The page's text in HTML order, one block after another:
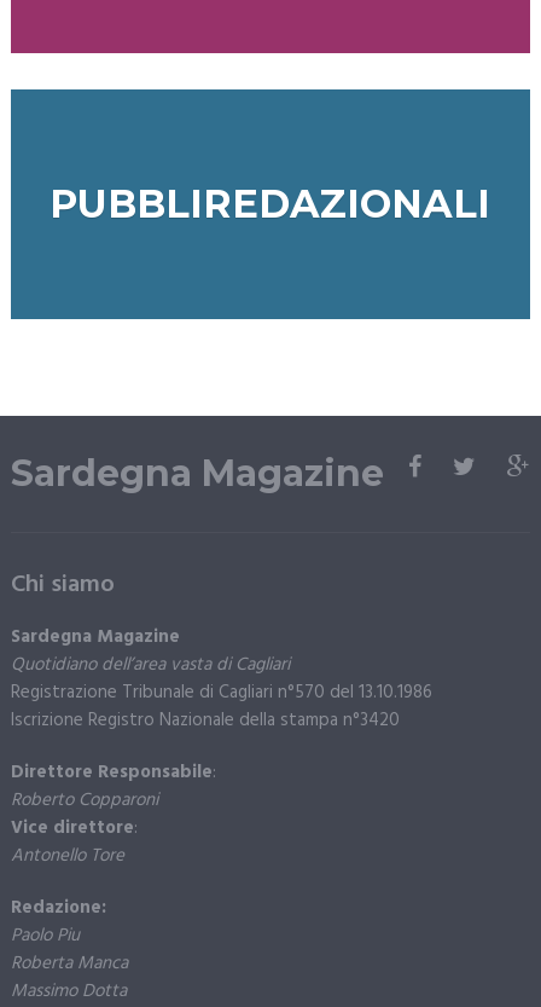
PUBBLIREDAZIONALI
Sardegna Magazine
Chi siamo
Sardegna Magazine
Quotidiano dell’area vasta di Cagliari
Registrazione Tribunale di Cagliari n°570 del 13.10.1986
Iscrizione Registro Nazionale della stampa n°3420
Direttore Responsabile:
Roberto Copparoni
Vice direttore:
Antonello Tore
Redazione:
Paolo Piu
Roberta Manca
Massimo Dotta